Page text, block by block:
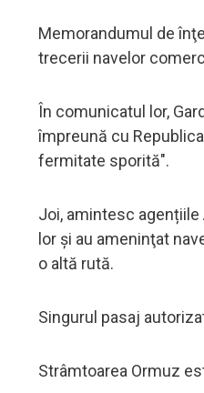
Memorandumul de
trecerii navelor
În comunicatul lor,
împreună cu
fermitate sporită".
Joi, amintesc
lor şi au ameninţat
o altă rută.
Singurul pasaj
Strâmtoarea Ormuz